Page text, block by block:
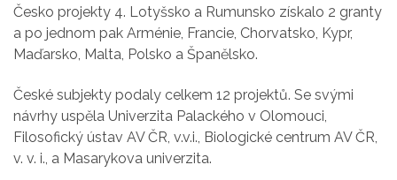
Česko projekty 4. Lotyšsko a Rumunsko získalo 2 granty
a po jednom pak Arménie, Francie, Chorvatsko, Kypr,
Maďarsko, Malta, Polsko a Španělsko.
České subjekty podaly celkem 12 projektů. Se svými
návrhy uspěla Univerzita Palackého v Olomouci,
Filosofický ústav AV ČR, v.v.i., Biologické centrum AV ČR,
v. v. i., a Masarykova univerzita.